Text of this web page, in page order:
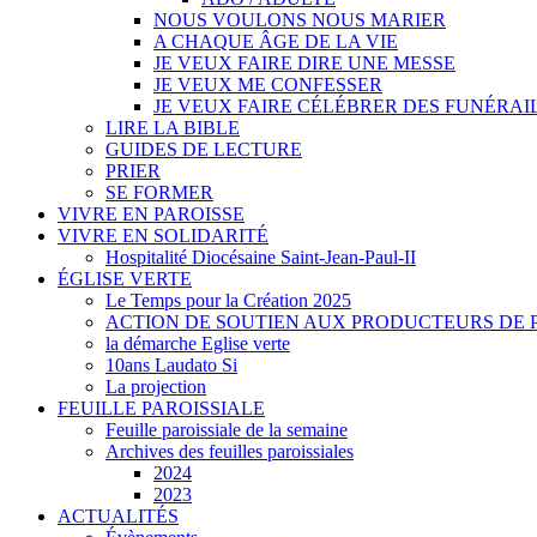
NOUS VOULONS NOUS MARIER
A CHAQUE ÂGE DE LA VIE
JE VEUX FAIRE DIRE UNE MESSE
JE VEUX ME CONFESSER
JE VEUX FAIRE CÉLÉBRER DES
LIRE LA BIBLE
GUIDES DE LECTURE
PRIER
SE FORMER
VIVRE EN PAROISSE
VIVRE EN SOLIDARITÉ
Hospitalité Diocésaine Saint-Jean-Paul-II
ÉGLISE VERTE
Le Temps pour la Création 2025
ACTION DE SOUTIEN AUX PRODUCTEURS DE
la démarche Eglise verte
10ans Laudato Si
La projection
FEUILLE PAROISSIALE
Feuille paroissiale de la semaine
Archives des feuilles paroissiales
2024
2023
ACTUALITÉS